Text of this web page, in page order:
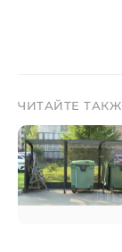
ЧИТАЙТЕ